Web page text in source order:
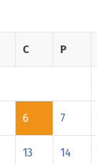
C P
6 7
13 14